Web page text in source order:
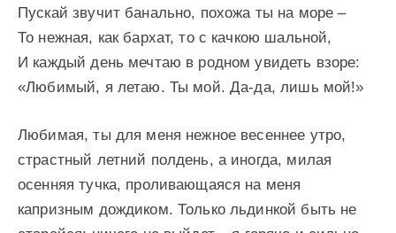
Пускай звучит банально, похожа ты на море –
То нежная, как бархат, то с качкою шальной,
И каждый день мечтаю в родном увидеть взоре:
«Любимый, я летаю. Ты мой. Да-да, лишь мой!»
Любимая, ты для меня нежное весеннее утро,
страстный летний полдень, а иногда, милая
осенняя тучка, проливающаяся на меня
капризным дождиком. Только льдинкой быть не